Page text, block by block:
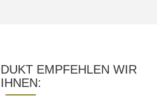
EMPFEHLEN WIR
IHNEN: